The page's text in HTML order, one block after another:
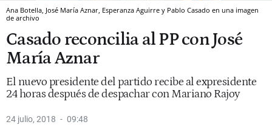
Ana Botella, José María Aznar, Esperanza Aguirre y Pablo Casado en una imagen
de archivo
Casado reconcilia al PP con José
María Aznar
El nuevo presidente del partido recibe al expresidente
24 horas después de despachar con Mariano Rajoy
24 julio, 2018 09:48